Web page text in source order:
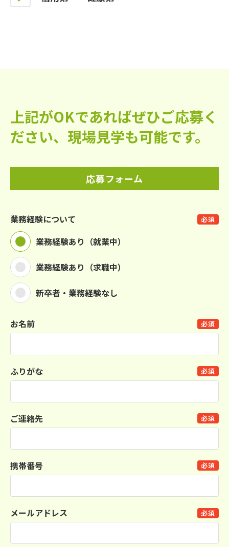
上記がOKであればぜひご応募く
ださい、現場見学も可能です。
応募フォーム
業務経験について 必須
業務経験あり（就業中）
業務経験あり（求職中）
新卒者・業務経験なし
お名前 必須
ふりがな 必須
ご連絡先 必須
携帯番号 必須
メールアドレス 必須